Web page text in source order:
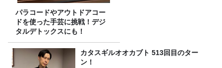
パラコードやアウトドアコー
ドを使った手芸に挑戦！デジ
タルデトックスにも！
カタスギルオオカブト 513回目のター
ン！